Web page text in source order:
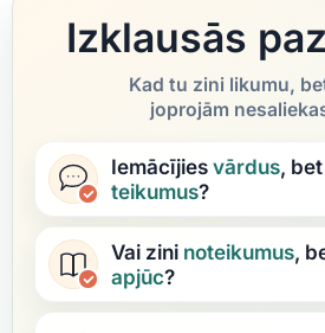
Izklausās
Kad tu zini likumu,
joprojām
Iemācījiesvārdus,
teikumus?
Vai zini noteikumus,
apjūc?